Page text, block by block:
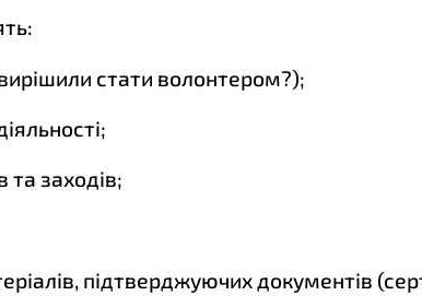
стати волонтером?);
та заходів;
підтверджуючих документів